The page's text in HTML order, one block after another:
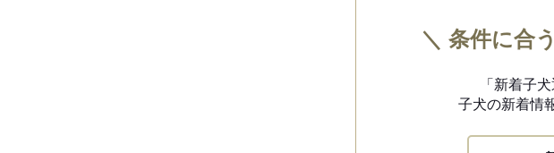
＼ 条件に合
「新着子
子犬の新着情